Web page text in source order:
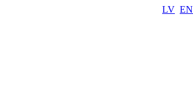
LV EN